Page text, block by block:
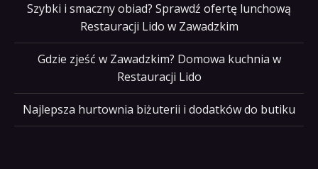
Szybki i smaczny obiad? Sprawdź ofertę lunchową
Restauracji Lido w Zawadzkim
Gdzie zjeść w Zawadzkim? Domowa kuchnia w
Restauracji Lido
Najlepsza hurtownia biżuterii i dodatków do butiku